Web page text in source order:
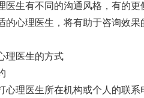
医生有不同的沟通风格，有的
的心理医生，将有助于咨询效果
理医生的方式
心理医生所在机构或个人的联